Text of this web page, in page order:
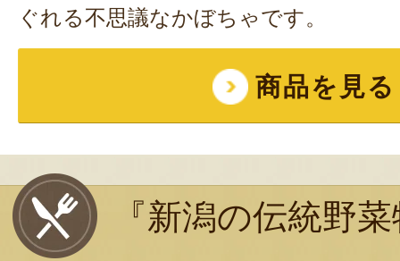
ぐれる不思議なかぼちゃです。
商品を見る
『新潟の伝統野